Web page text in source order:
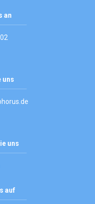
an
uns
uns
auf